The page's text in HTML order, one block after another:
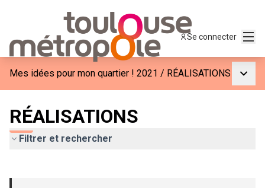
Se connecter
Mes idées pour mon quartier ! 2021 / RÉALISATIONS
RÉALISATIONS
Filtrer et rechercher